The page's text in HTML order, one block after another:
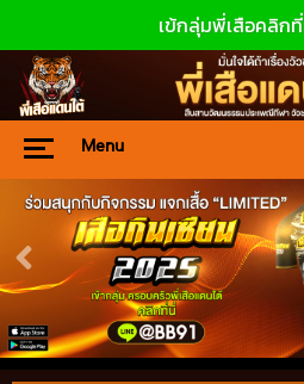
เข้กลุ่มพี่เสือคลิกที่
Menu